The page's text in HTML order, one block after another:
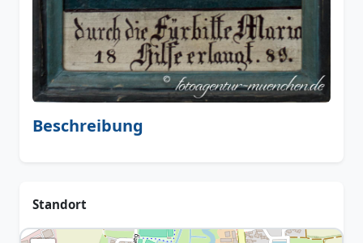
Beschreibung
Standort